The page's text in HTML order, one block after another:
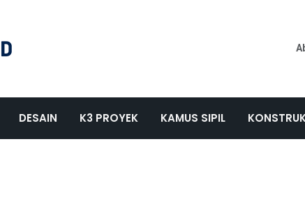
DESAIN K3 PROYEK KAMUS SIPIL